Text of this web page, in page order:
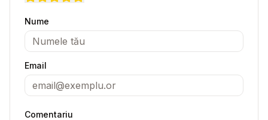
Nume
Email
Comentariu